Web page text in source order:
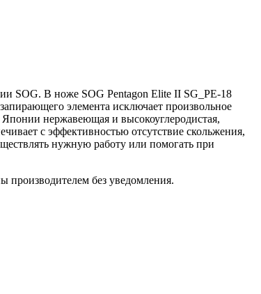
SOG. В ноже SOG Pentagon Elite II SG_PE-18
элемента исключает произвольное
нержавеющая и высокоуглеродистая,
с эффективностью отсутствие скольжения,
нужную работу или помогать при
производителем без уведомления.